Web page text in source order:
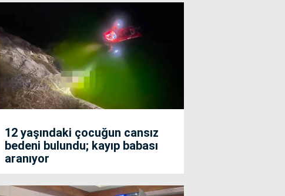
12 yaşındaki çocuğun cansız
bedeni bulundu; kayıp babası
aranıyor